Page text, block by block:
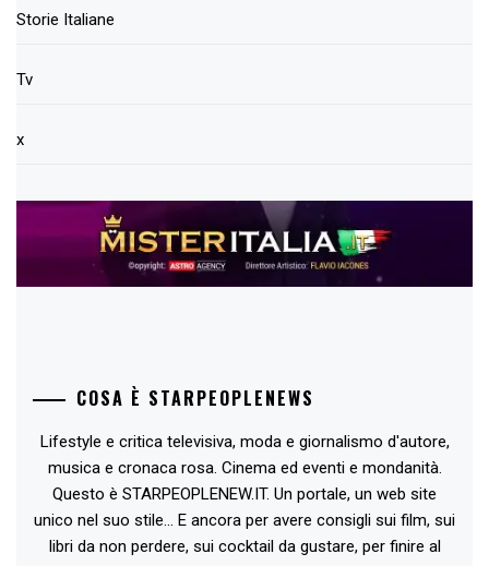
Storie Italiane
Tv
x
COSA È STARPEOPLENEWS
Lifestyle e critica televisiva, moda e giornalismo d'autore,
musica e cronaca rosa. Cinema ed eventi e mondanità.
Questo è STARPEOPLENEW.IT. Un portale, un web site
unico nel suo stile... E ancora per avere consigli sui film, sui
libri da non perdere, sui cocktail da gustare, per finire al